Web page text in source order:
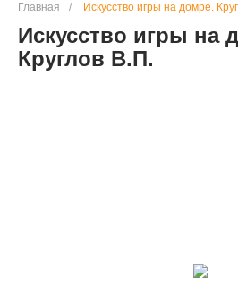
Главная / Искусство игры на домре.
Искусство игры на
Круглов В.П.